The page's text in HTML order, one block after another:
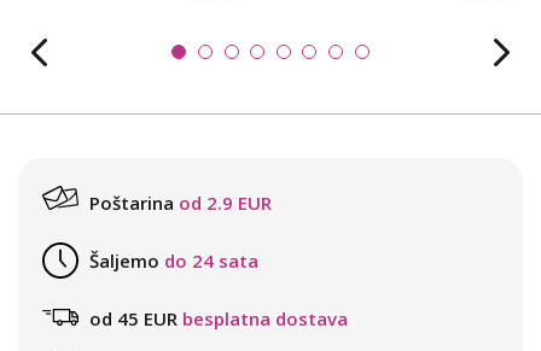
Poštarina od 2.9 EUR
Šaljemo do 24 sata
od 45 EUR besplatna dostava